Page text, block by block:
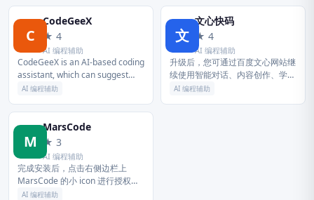
交流，交流就是把信息由一方传给
另一方，...
C
CodeGeeX
★ 4
AI 编程辅助
CodeGeeX is an AI-based coding
assistant, which can suggest
code in the curre...
AI 编程辅助
文
文心快码
★ 4
AI 编程辅助
升级后，您可通过百度文心网站继
续使用智能对话、内容创作、学习
办公、信息查询等功能，并体验最
AI 编程辅助
M
MarsCode
★ 3
AI 编程辅助
完成安装后，点击右侧边栏上
MarsCode 的小 icon 进行授权登
录，然后就可以打开和 MarsCode
AI 编程辅助